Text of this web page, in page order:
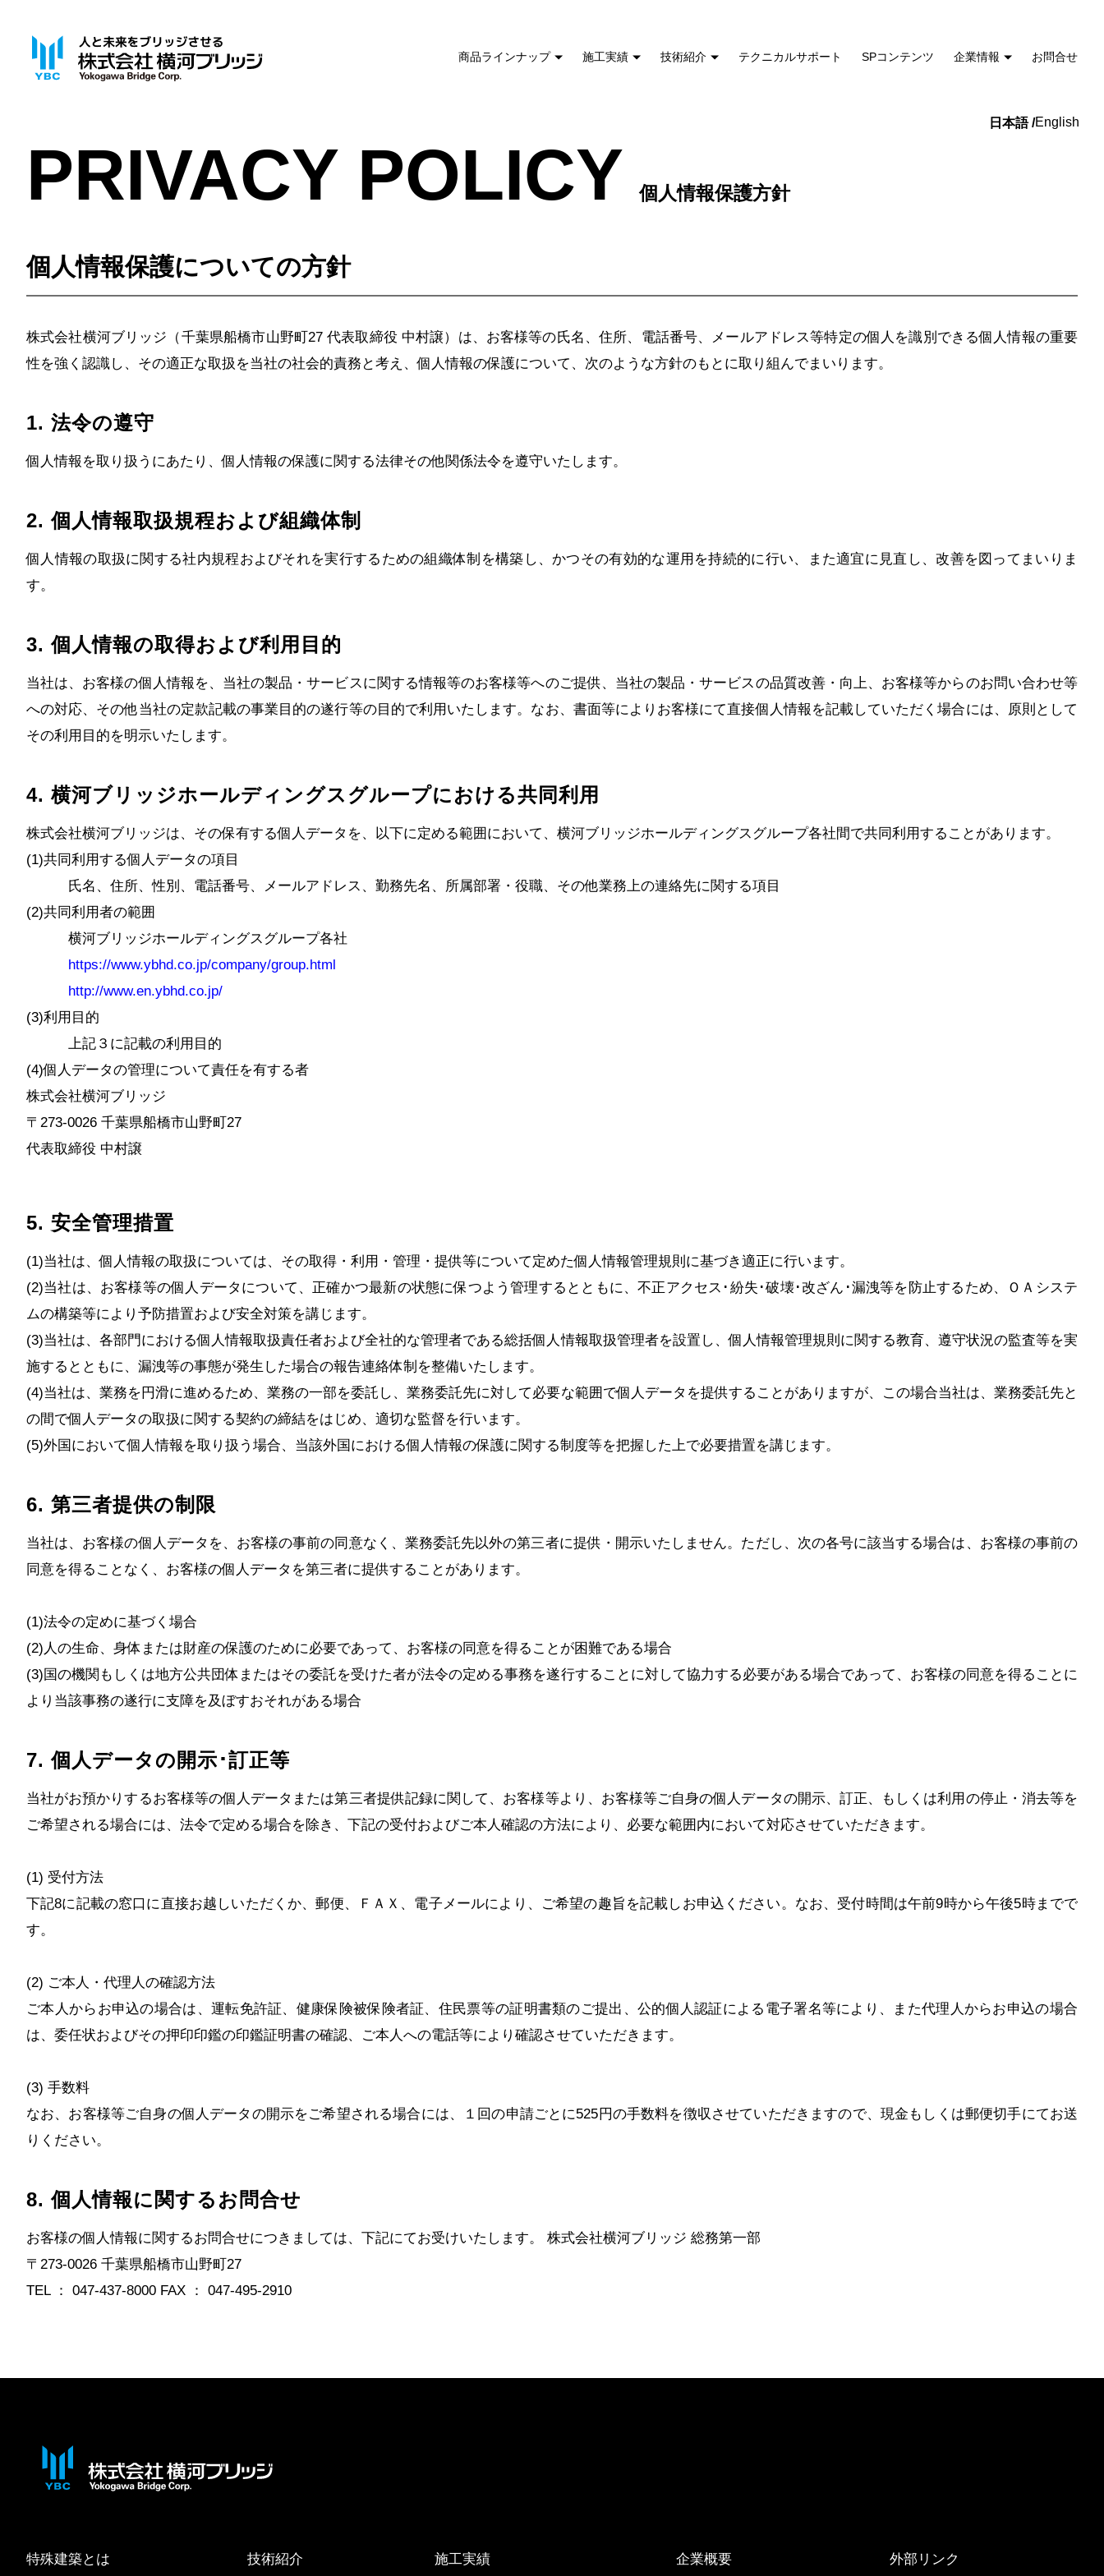
商品ラインナップ 施工実績 技術紹介 テクニカルサポート SPコンテンツ 企業情報 お問合せ
English
PRIVACY POLICY 個人情報保護方針
個人情報保護についての方針
株式会社横河ブリッジ（千葉県船橋市山野町27 代表取締役 中村譲）は、お客様等の氏名、住所、電話番号、メールアドレス等特定の個人を識別できる個人情報の重要
性を強く認識し、その適正な取扱を当社の社会的責務と考え、個人情報の保護について、次のような方針のもとに取り組んでまいります。
1. 法令の遵守
個人情報を取り扱うにあたり、個人情報の保護に関する法律その他関係法令を遵守いたします。
2. 個人情報取扱規程および組織体制
個人情報の取扱に関する社内規程およびそれを実行するための組織体制を構築し、かつその有効的な運用を持続的に行い、また適宜に見直し、改善を図ってまいりま
す。
3. 個人情報の取得および利用目的
当社は、お客様の個人情報を、当社の製品・サービスに関する情報等のお客様等へのご提供、当社の製品・サービスの品質改善・向上、お客様等からのお問い合わせ等
への対応、その他当社の定款記載の事業目的の遂行等の目的で利用いたします。なお、書面等によりお客様にて直接個人情報を記載していただく場合には、原則として
その利用目的を明示いたします。
4. 横河ブリッジホールディングスグループにおける共同利用
株式会社横河ブリッジは、その保有する個人データを、以下に定める範囲において、横河ブリッジホールディングスグループ各社間で共同利用することがあります。
(1)共同利用する個人データの項目
氏名、住所、性別、電話番号、メールアドレス、勤務先名、所属部署・役職、その他業務上の連絡先に関する項目
(2)共同利用者の範囲
横河ブリッジホールディングスグループ各社
https://www.ybhd.co.jp/company/group.html
http://www.en.ybhd.co.jp/
(3)利用目的
上記３に記載の利用目的
(4)個人データの管理について責任を有する者
株式会社横河ブリッジ
〒273-0026 千葉県船橋市山野町27
代表取締役 中村譲
5. 安全管理措置
(1)当社は、個人情報の取扱については、その取得・利用・管理・提供等について定めた個人情報管理規則に基づき適正に行います。
(2)当社は、お客様等の個人データについて、正確かつ最新の状態に保つよう管理するとともに、不正アクセス･紛失･破壊･改ざん･漏洩等を防止するため、ＯＡシステ
ムの構築等により予防措置および安全対策を講じます。
(3)当社は、各部門における個人情報取扱責任者および全社的な管理者である総括個人情報取扱管理者を設置し、個人情報管理規則に関する教育、遵守状況の監査等を実
施するとともに、漏洩等の事態が発生した場合の報告連絡体制を整備いたします。
(4)当社は、業務を円滑に進めるため、業務の一部を委託し、業務委託先に対して必要な範囲で個人データを提供することがありますが、この場合当社は、業務委託先と
の間で個人データの取扱に関する契約の締結をはじめ、適切な監督を行います。
(5)外国において個人情報を取り扱う場合、当該外国における個人情報の保護に関する制度等を把握した上で必要措置を講じます。
6. 第三者提供の制限
当社は、お客様の個人データを、お客様の事前の同意なく、業務委託先以外の第三者に提供・開示いたしません。ただし、次の各号に該当する場合は、お客様の事前の
同意を得ることなく、お客様の個人データを第三者に提供することがあります。
(1)法令の定めに基づく場合
(2)人の生命、身体または財産の保護のために必要であって、お客様の同意を得ることが困難である場合
(3)国の機関もしくは地方公共団体またはその委託を受けた者が法令の定める事務を遂行することに対して協力する必要がある場合であって、お客様の同意を得ることに
より当該事務の遂行に支障を及ぼすおそれがある場合
7. 個人データの開示･訂正等
当社がお預かりするお客様等の個人データまたは第三者提供記録に関して、お客様等より、お客様等ご自身の個人データの開示、訂正、もしくは利用の停止・消去等を
ご希望される場合には、法令で定める場合を除き、下記の受付およびご本人確認の方法により、必要な範囲内において対応させていただきます。
(1) 受付方法
下記8に記載の窓口に直接お越しいただくか、郵便、ＦＡＸ、電子メールにより、ご希望の趣旨を記載しお申込ください。なお、受付時間は午前9時から午後5時までで
す。
(2) ご本人・代理人の確認方法
ご本人からお申込の場合は、運転免許証、健康保険被保険者証、住民票等の証明書類のご提出、公的個人認証による電子署名等により、また代理人からお申込の場合
は、委任状およびその押印印鑑の印鑑証明書の確認、ご本人への電話等により確認させていただきます。
(3) 手数料
なお、お客様等ご自身の個人データの開示をご希望される場合には、１回の申請ごとに525円の手数料を徴収させていただきますので、現金もしくは郵便切手にてお送
りください。
8. 個人情報に関するお問合せ
お客様の個人情報に関するお問合せにつきましては、下記にてお受けいたします。 株式会社横河ブリッジ 総務第一部
〒273-0026 千葉県船橋市山野町27
TEL ： 047-437-8000 FAX ： 047-495-2910
特殊建築とは 技術紹介 施工実績 企業概要 外部リンク